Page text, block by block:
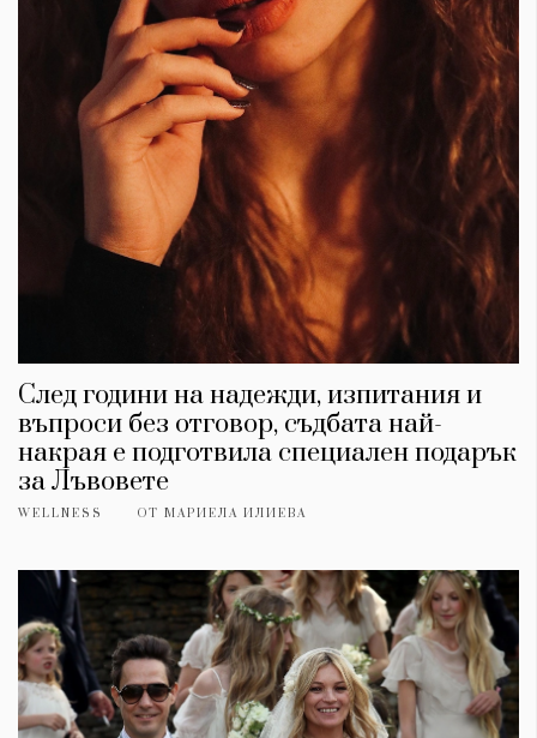
След години на надежди, изпитания и
въпроси без отговор, съдбата най-
накрая е подготвила специален подарък
за Лъвовете
WELLNESS ОТ МАРИЕЛА ИЛИЕВА